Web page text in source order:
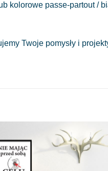
kolorowe passe-partout /
Twoje pomysły i